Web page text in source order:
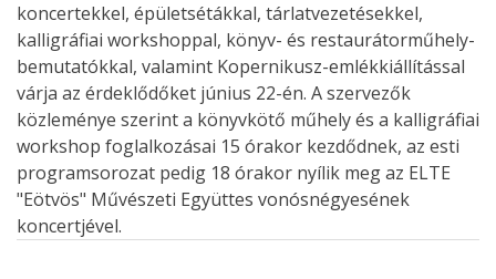
koncertekkel, épületsétákkal, tárlatvezetésekkel,
kalligráfiai workshoppal, könyv- és restaurátorműhely-
bemutatókkal, valamint Kopernikusz-emlékkiállítással
várja az érdeklődőket június 22-én. A szervezők
közleménye szerint a könyvkötő műhely és a kalligráfiai
workshop foglalkozásai 15 órakor kezdődnek, az esti
programsorozat pedig 18 órakor nyílik meg az ELTE
"Eötvös" Művészeti Együttes vonósnégyesének
koncertjével.